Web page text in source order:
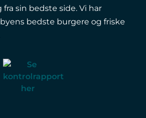
sin bedste side. Vi har
bedste burgere og friske